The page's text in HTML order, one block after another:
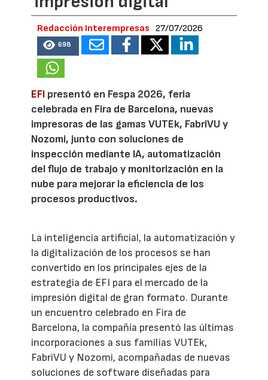
Redacción Interempresas 27/07/2026
698
EFI presentó en Fespa 2026, feria
celebrada en Fira de Barcelona, nuevas
impresoras de las gamas VUTEk, FabriVU y
Nozomi, junto con soluciones de
inspección mediante IA, automatización
del flujo de trabajo y monitorización en la
nube para mejorar la eficiencia de los
procesos productivos.
La inteligencia artificial, la automatización y
la digitalización de los procesos se han
convertido en los principales ejes de la
estrategia de EFI para el mercado de la
impresión digital de gran formato. Durante
un encuentro celebrado en Fira de
Barcelona, la compañía presentó las últimas
incorporaciones a sus familias VUTEk,
FabriVU y Nozomi, acompañadas de nuevas
soluciones de software diseñadas para